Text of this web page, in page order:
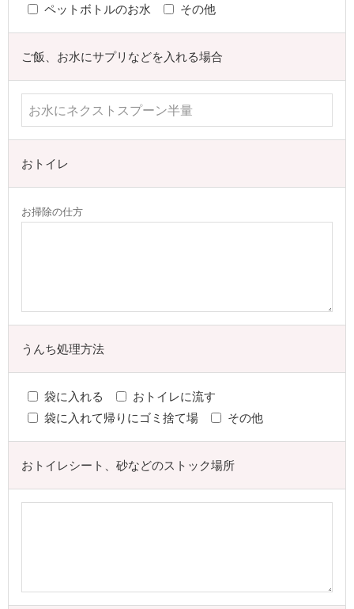
ペットボトルのお水
その他
ご飯、お水にサプリなどを入れる場合
おトイレ
お掃除の仕方
うんち処理方法
袋に入れる
おトイレに流す
袋に入れて帰りにゴミ捨て場
その他
おトイレシート、砂などのストック場所